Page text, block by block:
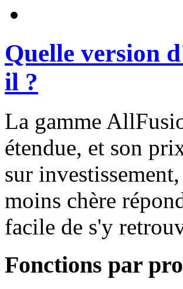
Quelle version
il ?
La gamme
étendue, et son
sur
moins chère
facile de s'y
Fonctions par